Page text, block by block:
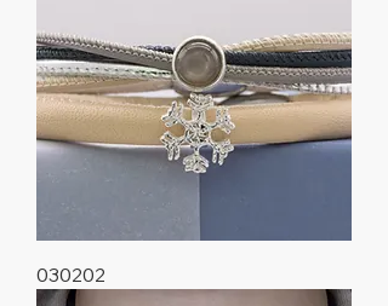
030202